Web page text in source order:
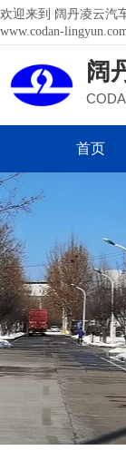
欢迎来到 阔丹凌云汽
www.codan-
阔
首页